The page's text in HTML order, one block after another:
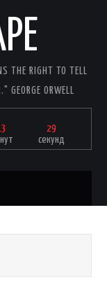
THE RIGHT TO TELL
GEORGE ORWELL
29
секунд